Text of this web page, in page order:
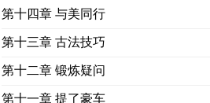
第十四章 与美同行
第十三章 古法技巧
第十二章 锻炼疑问
第十一章 提了豪车